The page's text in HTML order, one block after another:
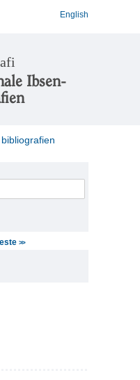
English
Ibsen-
>>